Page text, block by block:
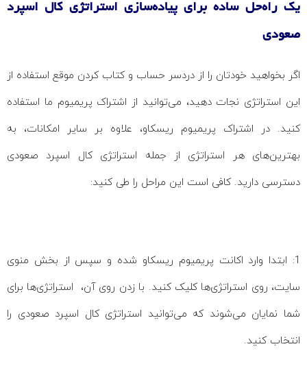
یک راه‌حل ساده برای پیاده‌سازی استراتژی کال اسپرد
صعودی
اگر بخواهید خودتان را از دردسر حساب و کتاب کردن موقع استفاده از
این استراتژی نجات دهید، می‌توانید از اشتراک پریمیوم ما استفاده
کنید. در اشتراک پریمیوم ریسکاو، علاوه بر سایر امکانات، به
بهترین‌های هر استراتژی از جمله استراتژی کال اسپرد صعودی
دسترسی دارید. کافی است این مراحل را طی کنید:
1: ابتدا وارد اکانت‌ پریمیوم ریسکاو شده و سپس از بخش منوی
سایت، روی استراتژی‌ها کلیک کنید. با زدن روی آن، استراتژی‌ها برای
شما نمایان می‌شوند که می‌توانید استراتژی کال اسپرد صعودی را
انتخاب کنید.